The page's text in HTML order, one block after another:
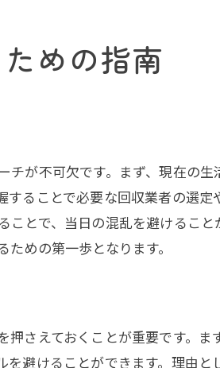
生活を豊かにする不用品回収
不用品回収でスッキリ暮らす
効率的な不用品回収で時間を節約
スピーディに片付ける不用品整理
短時間でできる不用品回収法
不用品回収で時短を実現する方法
めの指南
が不可欠です。まず、現在の
ることで必要な回収業者の選定
とで、当日の混乱を避けるこ
めの第一歩となります。
さえておくことが重要です。
避けることができます。理由